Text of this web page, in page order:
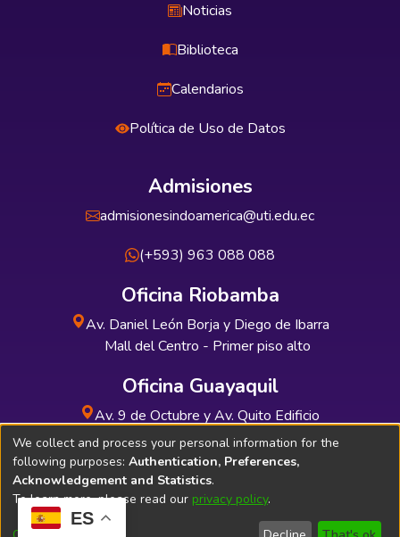
ES
Noticias
Biblioteca
Calendarios
Política de Uso de Datos
Admisiones
admisionesindoamerica@uti.edu.ec
(+593) 963 088 088
Oficina Riobamba
Av. Daniel León Borja y Diego de Ibarra
Mall del Centro - Primer piso alto
Oficina Guayaquil
Av. 9 de Octubre y Av. Quito Edificio
INDUAUTO - Planta baja
Soporte Técnico Bibliolatino.com
We collect and process your personal information for the
following purposes: Authentication, Preferences,
Acknowledgement and Statistics.
To learn more, please read our privacy policy.